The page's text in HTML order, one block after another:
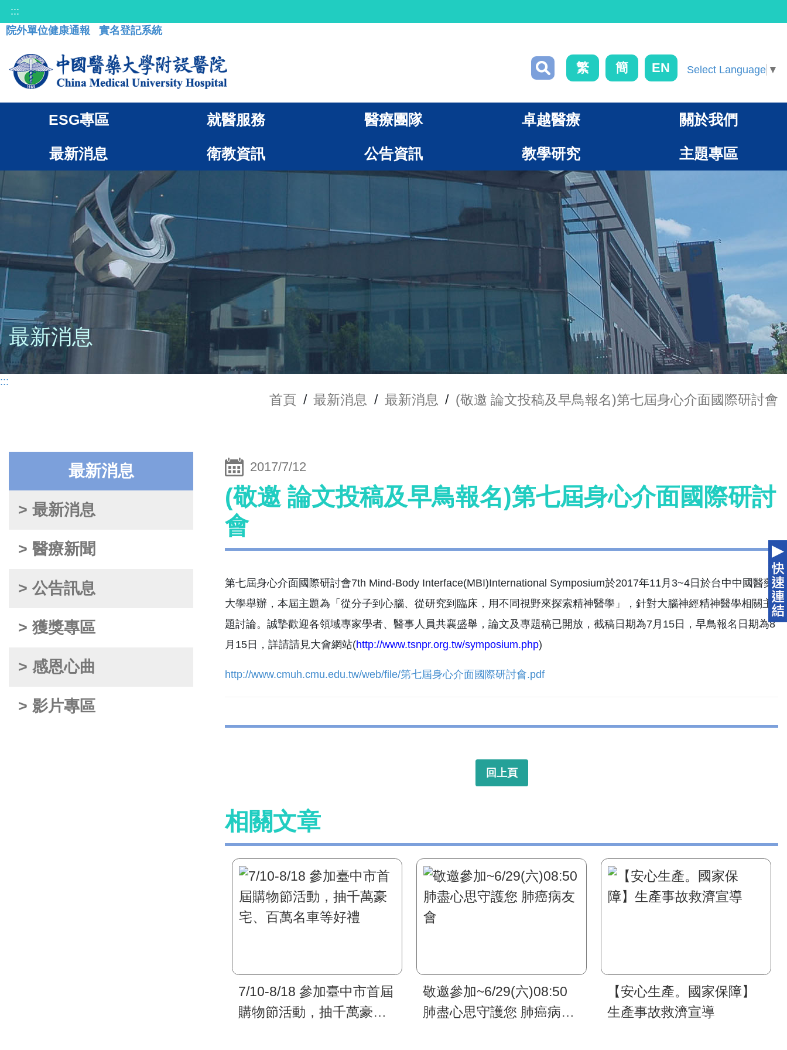
:::
院外單位健康通報
實名登記系統
繁 簡 EN Select Language ▼
ESG專區 就醫服務 醫療團隊 卓越醫療 關於我們
最新消息 衛教資訊 公告資訊 教學研究 主題專區
最新消息
:::
首頁 / 最新消息 / 最新消息 / (敬邀 論文投稿及早鳥報名)第七屆身心介面國際研討會
最新消息
> 最新消息
> 醫療新聞
> 公告訊息
> 獲獎專區
> 感恩心曲
> 影片專區
2017/7/12
(敬邀 論文投稿及早鳥報名)第七屆身心介面國際研討
會
第七屆身心介面國際研討會7th Mind-Body Interface(MBI)International Symposium於2017年11月3~4日於台中中國醫藥
大學舉辦，本屆主題為「從分子到心腦、從研究到臨床，用不同視野來探索精神醫學」，針對大腦神經精神醫學相關主
題討論。誠摯歡迎各領域專家學者、醫事人員共襄盛舉，論文及專題稿已開放，截稿日期為7月15日，早鳥報名日期為8
月15日，詳請請見大會網站(http://www.tsnpr.org.tw/symposium.php)
http://www.cmuh.cmu.edu.tw/web/file/第七屆身心介面國際研討會.pdf
回上頁
相關文章
7/10-8/18 參加臺中市首屆
購物節活動，抽千萬豪
敬邀參加~6/29(六)08:50
肺盡心思守護您 肺癌病友
【安心生產。國家保障】
生產事故救濟宣導